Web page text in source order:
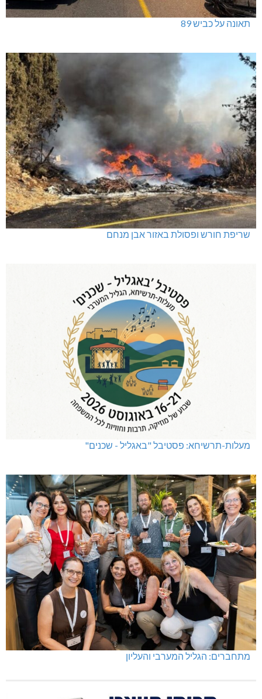
תאונה על כביש 89
שריפת חורש ופסולת באזור אבן מנחם
מעלות-תרשיחא: פסטיבל "באגליל - שכנים"
מתחברים: הגליל המערבי והעליון